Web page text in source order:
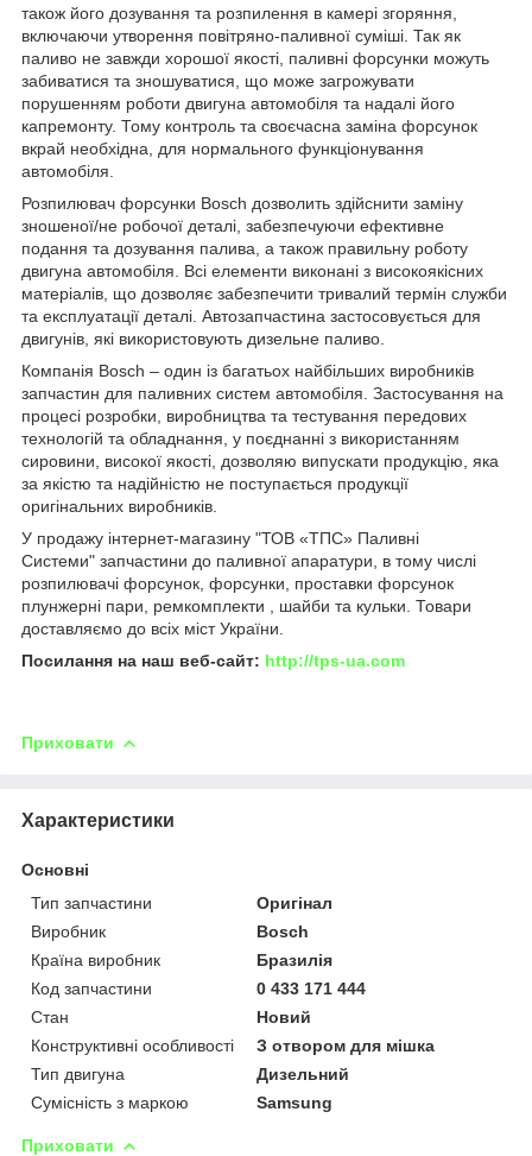
також його дозування та розпилення в камері згоряння,
включаючи утворення повітряно-паливної суміші. Так як
паливо не завжди хорошої якості, паливні форсунки можуть
забиватися та зношуватися, що може загрожувати
порушенням роботи двигуна автомобіля та надалі його
капремонту. Тому контроль та своєчасна заміна форсунок
вкрай необхідна, для нормального функціонування
автомобіля.
Розпилювач форсунки Bosch дозволить здійснити заміну
зношеної/не робочої деталі, забезпечуючи ефективне
подання та дозування палива, а також правильну роботу
двигуна автомобіля. Всі елементи виконані з високоякісних
матеріалів, що дозволяє забезпечити тривалий термін служби
та експлуатації деталі. Автозапчастина застосовується для
двигунів, які використовують дизельне паливо.
Компанія Bosch – один із багатьох найбільших виробників
запчастин для паливних систем автомобіля. Застосування на
процесі розробки, виробництва та тестування передових
технологій та обладнання, у поєднанні з використанням
сировини, високої якості, дозволяю випускати продукцію, яка
за якістю та надійністю не поступається продукції
оригінальних виробників.
У продажу інтернет-магазину "ТОВ «ТПС» Паливні
Системи" запчастини до паливної апаратури, в тому числі
розпилювачі форсунок, форсунки, проставки форсунок
плунжерні пари, ремкомплекти , шайби та кульки. Товари
доставляємо до всіх міст України.
Посилання на наш веб-сайт: http://tps-ua.com
Приховати
Характеристики
Основні
Тип запчастини
Оригінал
Виробник
Bosch
Країна виробник
Бразилія
Код запчастини
0 433 171 444
Стан
Новий
Конструктивні особливості
З отвором для мішка
Тип двигуна
Дизельний
Сумісність з маркою
Samsung
Приховати